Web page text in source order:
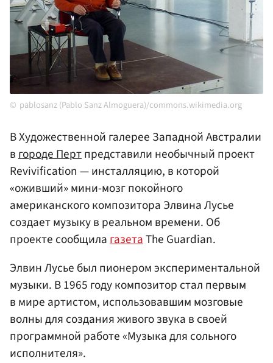
pablosanz (Pablo Sanz Almoguera)/commons.wikimedia.org
В Художественной галерее Западной Австралии
вгороде Пертпредставили необычный проект
Revivification — инсталляцию, в которой
«оживший» мини-мозг покойного
американского композитора Элвина Лусье
создает музыку в реальном времени. Об
проекте сообщилагазетаThe Guardian.
Элвин Лусье был пионером экспериментальной
музыки. В 1965 году композитор стал первым
в мире артистом, использовавшим мозговые
волны для создания живого звука в своей
программной работе «Музыка для сольного
исполнителя».